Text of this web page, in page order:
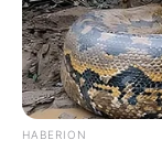
HABERION